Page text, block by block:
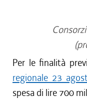
Per le finalità
regionale 23
spesa di lire 700